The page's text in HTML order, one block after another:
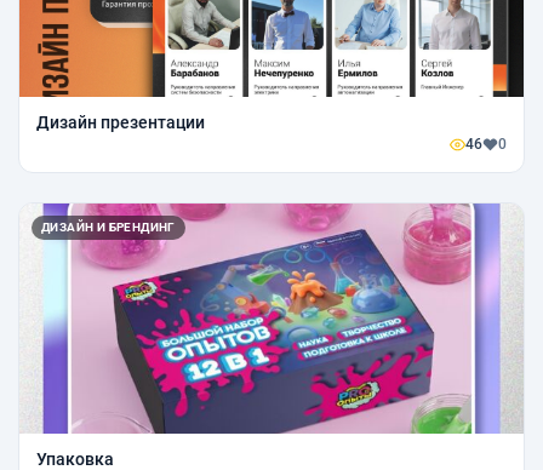
Дизайн презентации
46 0
ДИЗАЙН И БРЕНДИНГ
Упаковка